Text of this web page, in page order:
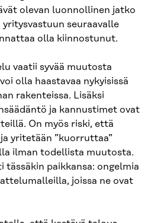
olevan luonnollinen jatko
yritysvastuun seuraavalle
olla kiinnostunut.
vaatii syvää muutosta
olla haastavaa nykyisissä
rakenteissa. Lisäksi
ja kannustimet ovat
On myös riski, että
yritetään ”kuorruttaa”
ilman todellista muutosta.
tässäkin paikkansa: ongelmia
joissa ne ovat